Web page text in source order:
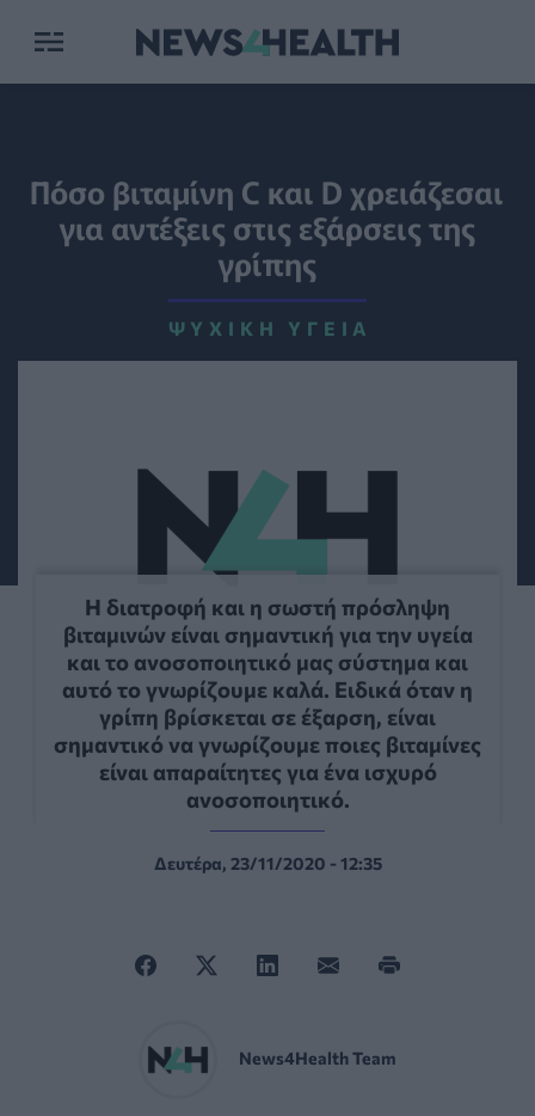
Πόσο βιταμίνη C και D χρειάζεσαι
για αντέξεις στις εξάρσεις της
γρίπης
ΨΥΧΙΚΉ ΥΓΕΊΑ
Η διατροφή και η σωστή πρόσληψη
βιταμινών είναι σημαντική για την υγεία
και το ανοσοποιητικό μας σύστημα και
αυτό το γνωρίζουμε καλά. Ειδικά όταν η
γρίπη βρίσκεται σε έξαρση, είναι
σημαντικό να γνωρίζουμε ποιες βιταμίνες
είναι απαραίτητες για ένα ισχυρό
ανοσοποιητικό.
Δευτέρα, 23/11/2020 - 12:35
News4Health Team